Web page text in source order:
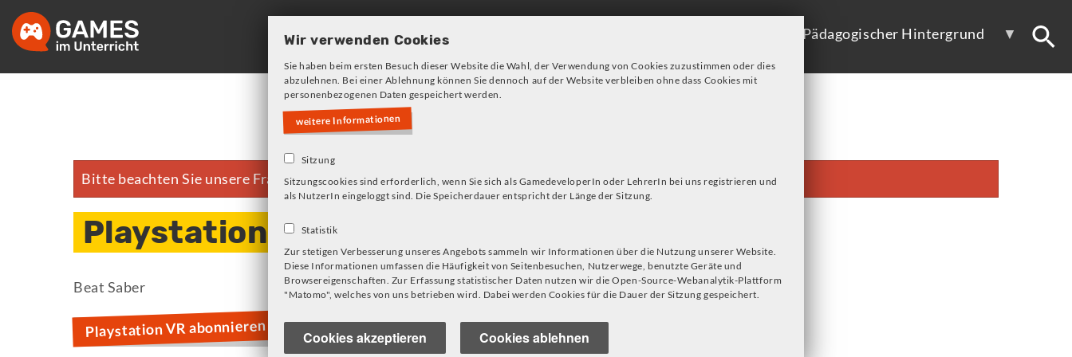
Skip
to
main
navigation
Pädagogischer Hintergrund
Fehlermeldung
Bitte beachten Sie unsere Frage zu Cookies!
Playstation VR
Wir verwenden Cookies
Sie haben beim ersten Besuch dieser Website die Wahl, der Verwendung von Cookies zuzustimmen oder dies
abzulehnen. Bei einer Ablehnung können Sie dennoch auf der Website verbleiben ohne dass Cookies mit
personenbezogenen Daten gespeichert werden.
weitere Informationen
Sitzung
Sitzungscookies sind erforderlich, wenn Sie sich als GamedeveloperIn oder LehrerIn bei uns registrieren und
als NutzerIn eingeloggt sind. Die Speicherdauer entspricht der Länge der Sitzung.
Statistik
Zur stetigen Verbesserung unseres Angebots sammeln wir Informationen über die Nutzung unserer Website.
Diese Informationen umfassen die Häufigkeit von Seitenbesuchen, Nutzerwege, benutzte Geräte und
Browsereigenschaften. Zur Erfassung statistischer Daten nutzen wir die Open-Source-Webanalytik-Plattform
"Matomo", welches von uns betrieben wird. Dabei werden Cookies für die Dauer der Sitzung gespeichert.
Cookies akzeptieren Cookies ablehnen
Beat Saber
Playstation VR abonnieren